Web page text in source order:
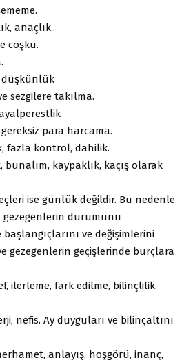
anaçlık..
coşku.
düşkünlük
sezgilere takılma.
para harcama.
fazla kontrol, dahilik.
bunalım, kaypaklık, kaçış olarak
ise günlük değildir. Bu nedenle
gezegenlerin durumunu
başlangıçlarını ve değişimlerini
gezegenlerin geçişlerinde burçlara
ilerleme, fark edilme, bilinçlilik.
nefis. Ay duyguları ve bilinçaltını
anlayış, hoşgörü, inanç,